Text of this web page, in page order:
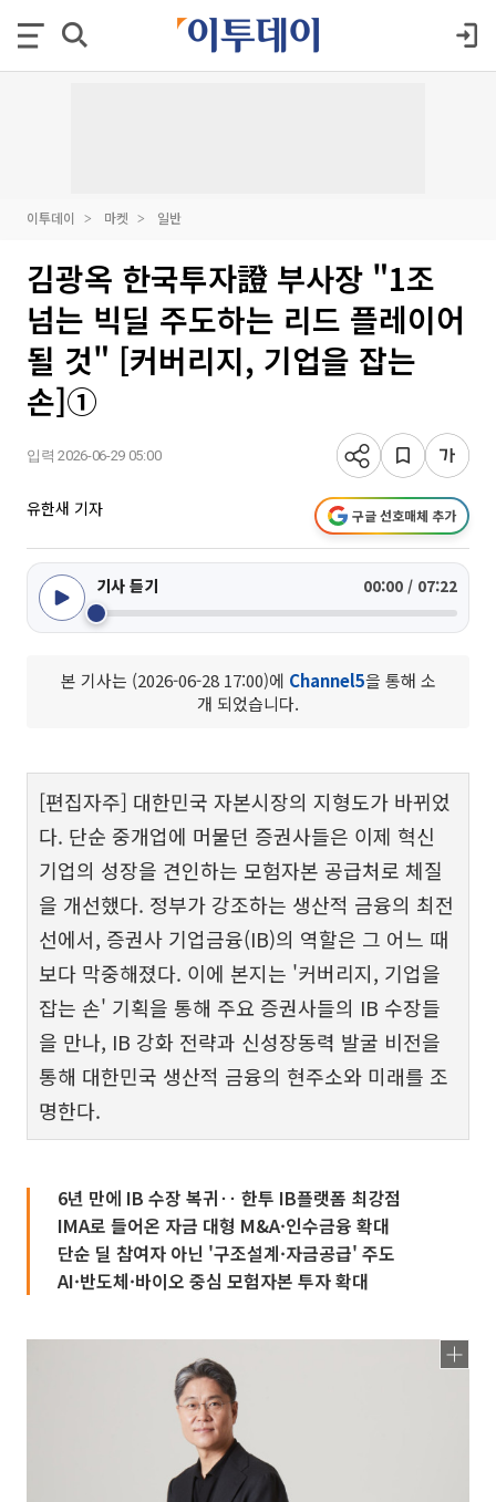
이투데이 마켓 일반
김광옥 한국투자證 부사장 "1조
넘는 빅딜 주도하는 리드 플레이어
될 것" [커버리지, 기업을 잡는
손]①
입력 2026-06-29 05:00
유한새 기자 구글 선호매체 추가
기사 듣기 00:00 / 07:22
본 기사는 (2026-06-28 17:00)에 Channel5을 통해 소
개 되었습니다.
[편집자주] 대한민국 자본시장의 지형도가 바뀌었
다. 단순 중개업에 머물던 증권사들은 이제 혁신
기업의 성장을 견인하는 모험자본 공급처로 체질
을 개선했다. 정부가 강조하는 생산적 금융의 최전
선에서, 증권사 기업금융(IB)의 역할은 그 어느 때
보다 막중해졌다. 이에 본지는 '커버리지, 기업을
잡는 손' 기획을 통해 주요 증권사들의 IB 수장들
을 만나, IB 강화 전략과 신성장동력 발굴 비전을
통해 대한민국 생산적 금융의 현주소와 미래를 조
명한다.
6년 만에 IB 수장 복귀‥ 한투 IB플랫폼 최강점
IMA로 들어온 자금 대형 M&A·인수금융 확대
단순 딜 참여자 아닌 '구조설계·자금공급' 주도
AI·반도체·바이오 중심 모험자본 투자 확대